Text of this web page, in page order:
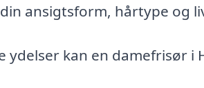
ansigtsform, hårtype og
ydelser kan en damefrisør i